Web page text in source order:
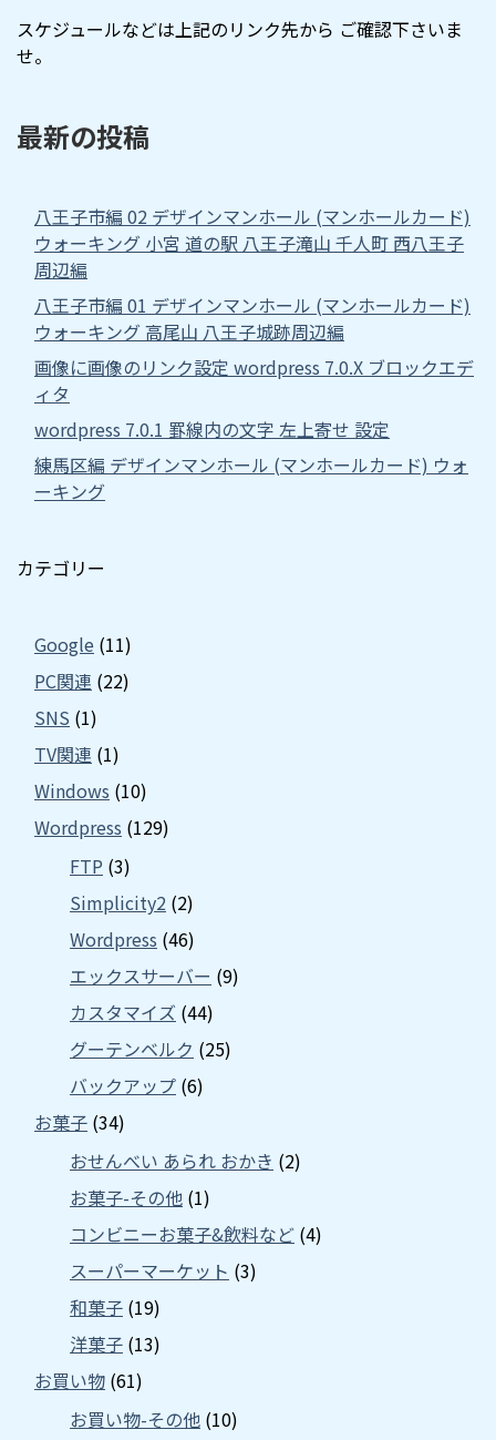
スケジュールなどは上記のリンク先から ご確認下さいま
せ。
最新の投稿
八王子市編 02 デザインマンホール (マンホールカード)
ウォーキング 小宮 道の駅 八王子滝山 千人町 西八王子
周辺編
八王子市編 01 デザインマンホール (マンホールカード)
ウォーキング 高尾山 八王子城跡周辺編
画像に画像のリンク設定 wordpress 7.0.X ブロックエデ
ィタ
wordpress 7.0.1 罫線内の文字 左上寄せ 設定
練馬区編 デザインマンホール (マンホールカード) ウォ
ーキング
カテゴリー
Google (11)
PC関連 (22)
SNS (1)
TV関連 (1)
Windows (10)
Wordpress (129)
FTP (3)
Simplicity2 (2)
Wordpress (46)
エックスサーバー (9)
カスタマイズ (44)
グーテンベルク (25)
バックアップ (6)
お菓子 (34)
おせんべい あられ おかき (2)
お菓子-その他 (1)
コンビニーお菓子&飲料など (4)
スーパーマーケット (3)
和菓子 (19)
洋菓子 (13)
お買い物 (61)
お買い物-その他 (10)